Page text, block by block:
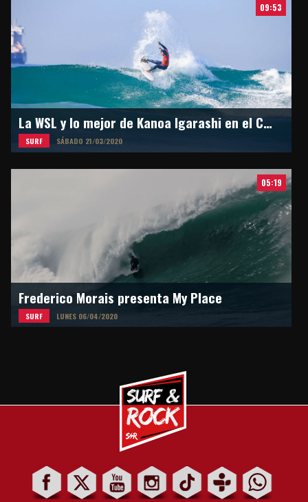
09:53
La WSL y lo mejor de Kanoa Igarashi en el Circuito Mundial
SURF SÁBADO 21/03/2020
05:19
Frederico Morais presenta My Place
SURF LUNES 06/04/2020